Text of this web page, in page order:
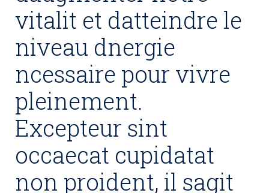
vitalit et datteindre le
niveau dnergie
ncessaire pour vivre
pleinement.
Excepteur sint
occaecat cupidatat
non proident, il sagit